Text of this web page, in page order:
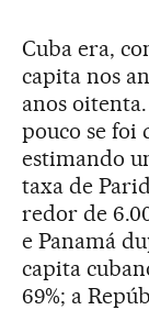
Cuba era,
capita nos
anos
pouco se foi
estimando
taxa de
redor de
e Panamá
capita
69%; a